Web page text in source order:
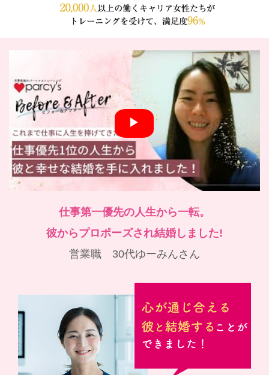
仕事第一優先の人生から一転。
彼からプロポーズされ結婚しました!
営業職 30代ゆーみんさん